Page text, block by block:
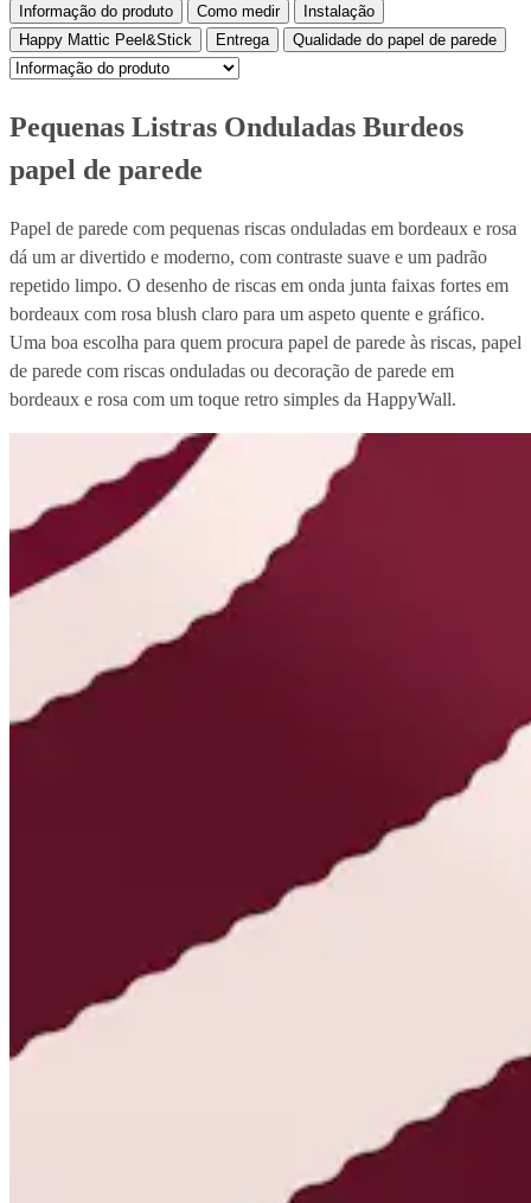
Informação do produto Como medir
Instalação
Happy Mattic Peel&Stick
Entrega Qualidade do papel de parede
Pequenas Listras Onduladas Burdeos
papel de parede
Papel de parede com pequenas riscas onduladas em bordeaux e rosa
dá um ar divertido e moderno, com contraste suave e um padrão
repetido limpo. O desenho de riscas em onda junta faixas fortes em
bordeaux com rosa blush claro para um aspeto quente e gráfico.
Uma boa escolha para quem procura papel de parede às riscas, papel
de parede com riscas onduladas ou decoração de parede em
bordeaux e rosa com um toque retro simples da HappyWall.